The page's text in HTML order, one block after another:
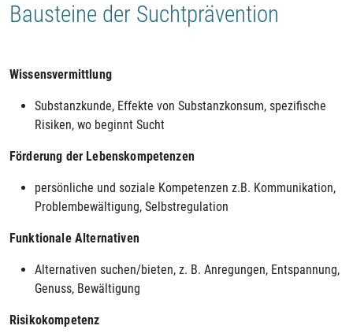
Bausteine der Suchtprävention
Wissensvermittlung
Substanzkunde, Effekte von Substanzkonsum, spezifische
Risiken, wo beginnt Sucht
Förderung der Lebenskompetenzen
persönliche und soziale Kompetenzen z.B. Kommunikation,
Problembewältigung, Selbstregulation
Funktionale Alternativen
Alternativen suchen/bieten, z. B. Anregungen, Entspannung,
Genuss, Bewältigung
Risikokompetenz